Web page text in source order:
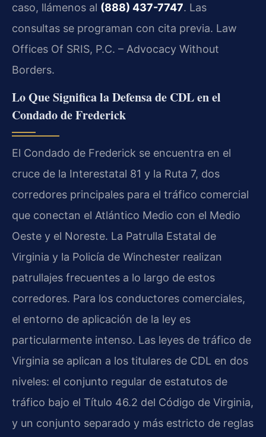
caso, llámenos al (888) 437-7747. Las
consultas se programan con cita previa. Law
Offices Of SRIS, P.C. – Advocacy Without
Borders.
Lo Que Significa la Defensa de CDL en el
Condado de Frederick
El Condado de Frederick se encuentra en el
cruce de la Interestatal 81 y la Ruta 7, dos
corredores principales para el tráfico comercial
que conectan el Atlántico Medio con el Medio
Oeste y el Noreste. La Patrulla Estatal de
Virginia y la Policía de Winchester realizan
patrullajes frecuentes a lo largo de estos
corredores. Para los conductores comerciales,
el entorno de aplicación de la ley es
particularmente intenso. Las leyes de tráfico de
Virginia se aplican a los titulares de CDL en dos
niveles: el conjunto regular de estatutos de
tráfico bajo el Título 46.2 del Código de Virginia,
y un conjunto separado y más estricto de reglas